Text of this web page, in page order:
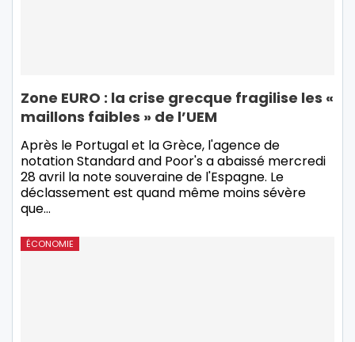
Zone EURO : la crise grecque fragilise les «
maillons faibles » de l’UEM
Après le Portugal et la Grèce, l'agence de
notation Standard and Poor's a abaissé mercredi
28 avril la note souveraine de l'Espagne. Le
déclassement est quand même moins sévère
que…
ÉCONOMIE